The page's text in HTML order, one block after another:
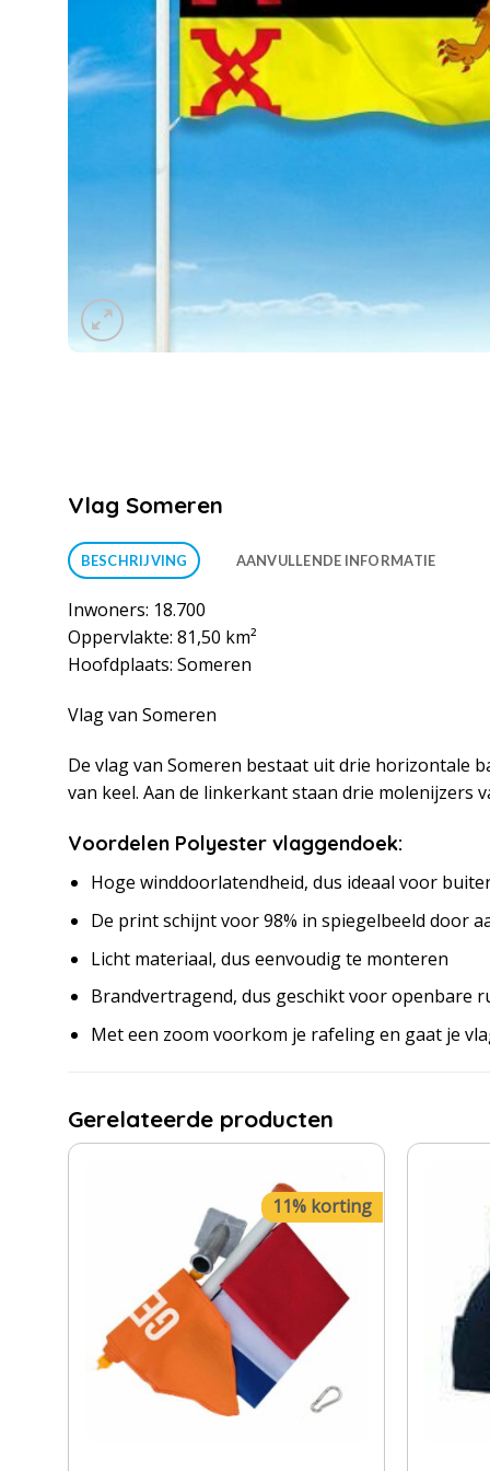
Vlag Someren
BESCHRIJVING AANVULLENDE INFORMATIE
Inwoners: 18.700
Oppervlakte: 81,50 km²
Hoofdplaats: Someren
Vlag van Someren
De vlag van Someren bestaat uit drie horizontale
van keel. Aan de linkerkant staan drie molenijzers
Voordelen Polyester vlaggendoek:
Hoge winddoorlatendheid, dus ideaal voor
De print schijnt voor 98% in spiegelbeeld door
Licht materiaal, dus eenvoudig te monteren
Brandvertragend, dus geschikt voor openbare
Met een zoom voorkom je rafeling en gaat je
Gerelateerde producten
11% korting